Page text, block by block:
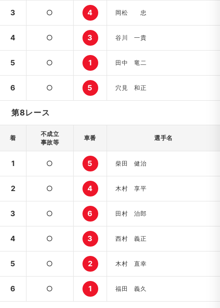
3 ○ 4 岡松 忠
4 ○ 3 谷川 一貴
5 ○ 1 田中 竜二
6 ○ 5 穴見 和正
第8レース
着
不成立
事故等
車番 選手名
1 ○ 5 柴田 健治
2 ○ 4 木村 享平
3 ○ 6 田村 治郎
4 ○ 3 西村 義正
5 ○ 2 木村 直幸
6 ○ 1 福田 義久